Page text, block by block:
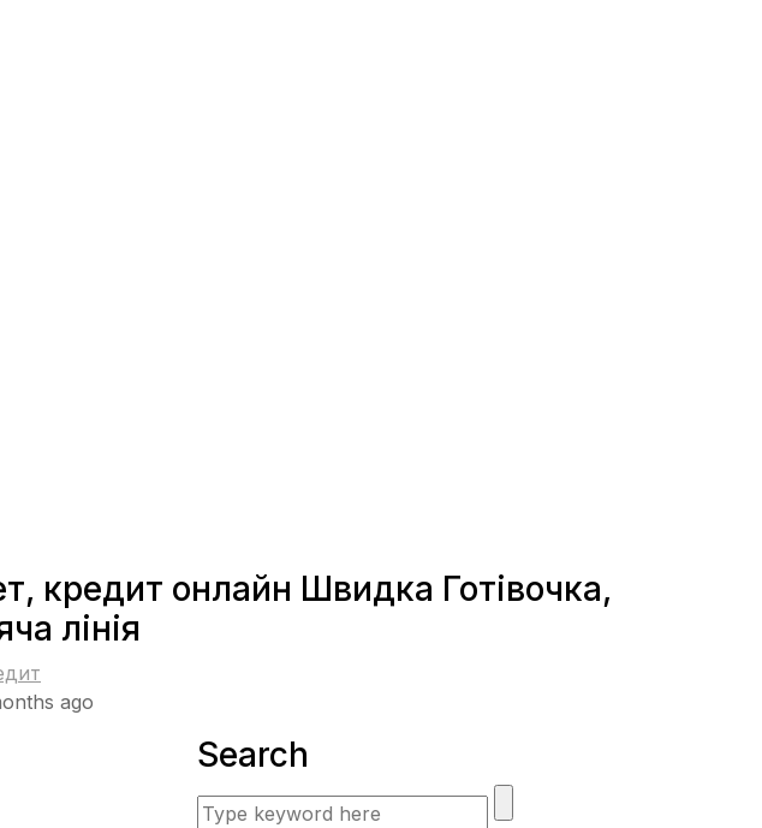
кредит онлайн Швидка Готівочка,
лінія
ago
Search